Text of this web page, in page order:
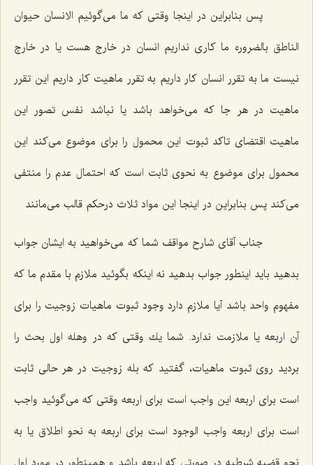
پس بنابراین در اینجا وقتى كه ما مى‌گوئیم الانسان حیوان
الناطق بالضروره ما كارى نداریم انسان در خارج هست یا در خارج
نیست ما به تقرر انسان كار داریم به تقرر ماهیت كار داریم این تقرر
ماهیت در هر جا كه مى‌خواهد باشد یا نباشد نفس تصور این
ماهیت اقتضاى تاكد ثبوت این محمول را براى موضوع مى‌كند این
محمول براى موضوع به نحوى ثابت است كه احتمال عدم را منتفى
مى‌كند پس بنابراین در اینجا این مواد ثلاث درحكم قالب مى‌مانند
جناب آقاى شارح مواقف شما كه مى‌خواهید به ایشان جواب
بدهید باید اینطور جواب بدهید نه اینكه بگوئید ملازم با مقدم ما كه
مفهوم واحد باشد آیا ملازم دارد وجود ثبوت ماهیات زوجیت را براى
آن اربعه یا ملازمت ندارد. شما یك وقتى كه در وهله اول بحث را
بردید روى ثبوت ماهیات، گفتید كه بله زوجیت در هر حالى ثابت
است براى اربعه این واجب است براى اربعه وقتى كه مى‌گوئید واجب
است براى اربعه واجب الوجود است براى اربعه به نحو اطلاق یا به